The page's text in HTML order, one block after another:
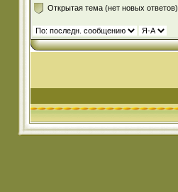
Открытая тема (нет новых ответов)